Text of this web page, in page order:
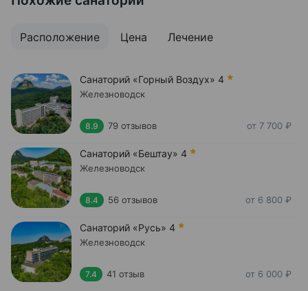
Расположение Цена Лечение
Санаторий «Горный Воздух» 4
Железноводск
8.9 79 отзывов от 7 700 ₽
Санаторий «Бештау» 4
Железноводск
8.4 56 отзывов от 6 800 ₽
Санаторий «Русь» 4
Железноводск
7.4 41 отзыв от 6 000 ₽